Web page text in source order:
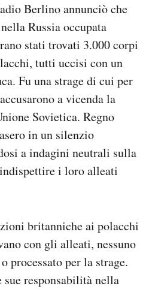
Berlino annunciò che
Russia occupata
stati trovati 3.000 corpi
tutti uccisi con un
Fu una strage di cui per
a vicenda la
Sovietica. Regno
in un silenzio
a indagini neutrali sulla
i loro alleati
britanniche ai polacchi
con gli alleati, nessuno
processato per la strage.
responsabilità nella